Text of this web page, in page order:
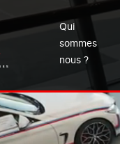
Qui
sommes
nous ?